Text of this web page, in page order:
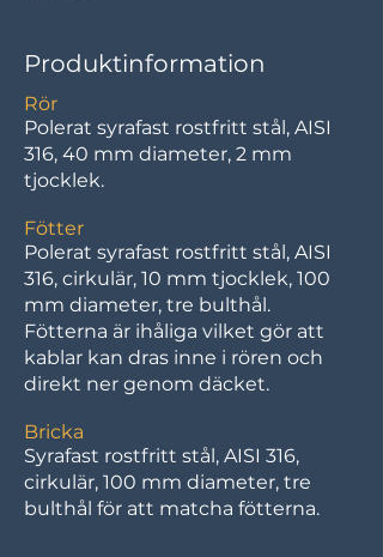
Produktinformation
​Rör
Polerat syrafast rostfritt stål, AISI
316, 40 mm diameter, 2 mm
tjocklek.
Fötter
Polerat syrafast rostfritt stål, AISI
316, cirkulär, 10 mm tjocklek, 100
mm diameter, tre bulthål.
Fötterna är ihåliga vilket gör att
kablar kan dras inne i rören och
direkt ner genom däcket.
Bricka
Syrafast rostfritt stål, AISI 316,
cirkulär, 100 mm diameter, tre
bulthål för att matcha fötterna.